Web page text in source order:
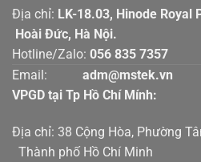
Địa chỉ: LK-18.03,
Hoài Đức, Hà Nội.
Hotline/Zalo: 056 835 7357
Email:
adm@mstek.vn
VPGD tại Tp Hồ Chí Mính:
Địa chỉ: 38 Cộng Hòa,
Thành phố Hồ Chí Minh